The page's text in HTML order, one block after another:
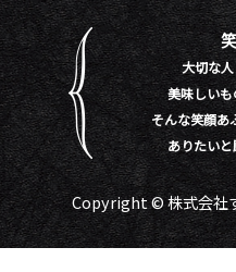
大切な人
美味しいも
そんな笑顔あ
ありたいと
Copyright © 株式会社